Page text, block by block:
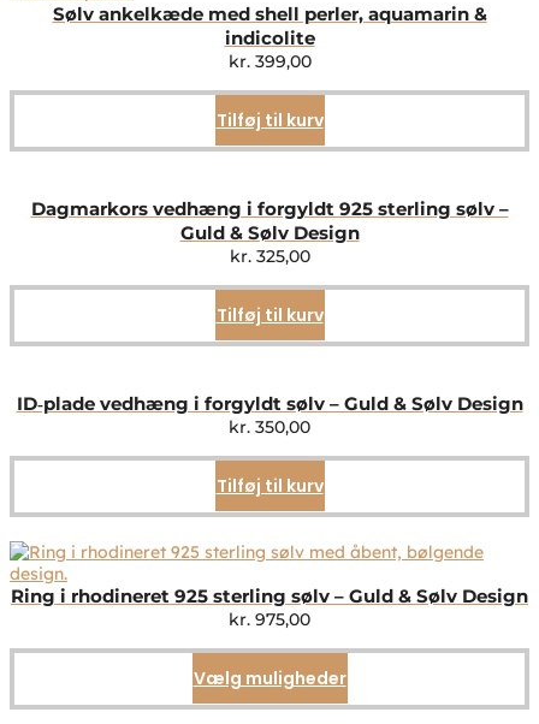
Sølv ankelkæde med shell perler, aquamarin &
indicolite
kr.399,00
Tilføj til kurv
Dagmarkors vedhæng i forgyldt 925 sterling sølv –
Guld & Sølv Design
kr.325,00
Tilføj til kurv
ID‑plade vedhæng i forgyldt sølv – Guld & Sølv Design
kr. 350,00
Tilføj til kurv
Ring i rhodineret 925 sterling sølv – Guld & Sølv Design
kr. 975,00
Vælg mulighederDette
vare